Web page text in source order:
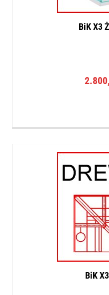
BiK X3
BiK